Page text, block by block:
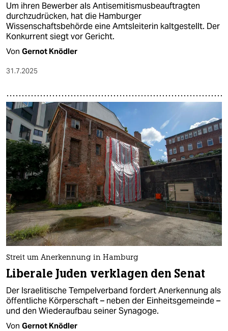
Um ihren Bewerber als Antisemitismusbeauftragten
durchzudrücken, hat die Hamburger
Wissenschaftsbehörde eine Amtsleiterin kaltgestellt. Der
Konkurrent siegt vor Gericht.
Von Gernot Knödler
31.7.2025
Streit um Anerkennung in Hamburg
Liberale Juden verklagen den Senat
Der Israelitische Tempelverband fordert Anerkennung als
öffentliche Körperschaft – neben der Einheitsgemeinde –
und den Wiederaufbau seiner Synagoge.
Von Gernot Knödler